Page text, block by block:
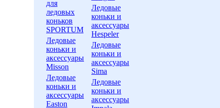
для
ледовых
коньков
SPORTUM
Ледовые
коньки и
аксессуары
Misson
Ледовые
коньки и
аксессуары
Easton
Ледовые
коньки и
аксессуары
Hespeler
Ледовые
коньки и
аксессуары
Sima
Ледовые
коньки и
аксессуары